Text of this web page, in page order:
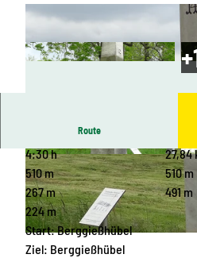
© Heike Grunow, Tourismusverband Sächsische Schweiz
© Heike Grunow, Tourismusverband Sächsisch
e Schweiz
©
Route
4:30 h
27,84
510 m
510 m
267 m
491 m
224 m
Start: Berggießhübel
Ziel: Berggießhübel